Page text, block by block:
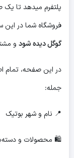
پلتفرم میدهد تا
فروشگاه شما در
گوگل دیده شود و
در این صفحه، تمام
جمله:
📍 نام و شهر بوتیک
🛍 محصولات و